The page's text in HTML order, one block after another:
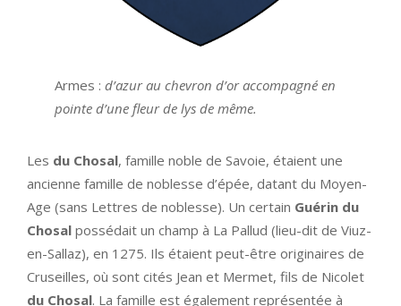
Armes :d’azur au chevron d’or accompagné en
pointe d’une fleur de lys de même.
Les du Chosal, famille noble de Savoie, étaient une
ancienne famille de noblesse d’épée, datant du Moyen-
Age (sans Lettres de noblesse). Un certain Guérin du
Chosal possédait un champ à La Pallud (lieu-dit de Viuz-
en-Sallaz), en 1275. Ils étaient peut-être originaires de
Cruseilles, où sont cités Jean et Mermet, fils de Nicolet
du Chosal. La famille est également représentée à